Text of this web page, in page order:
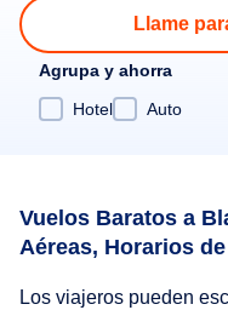
Llame
Agrupa y ahorra
Hotel
Auto
Vuelos Baratos a
Aéreas, Horarios
Los viajeros pueden